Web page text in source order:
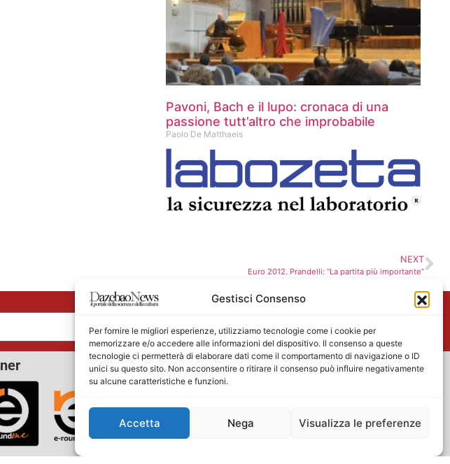
Gestisci Consenso
Per fornire le migliori esperienze, utilizziamo tecnologie come i cookie per
memorizzare e/o accedere alle informazioni del dispositivo. Il consenso a queste
tecnologie ci permetterà di elaborare dati come il comportamento di navigazione o ID
unici su questo sito. Non acconsentire o ritirare il consenso può influire negativamente
su alcune caratteristiche e funzioni.
Accetta Nega Visualizza le preferenze
Pavoni, Bach e il lupo: cronaca di una
passione tutt’altro che improbabile
Paolo De Matthaeis
NEXT
Euro 2012. Prandelli: “La partita più importante”
Nome